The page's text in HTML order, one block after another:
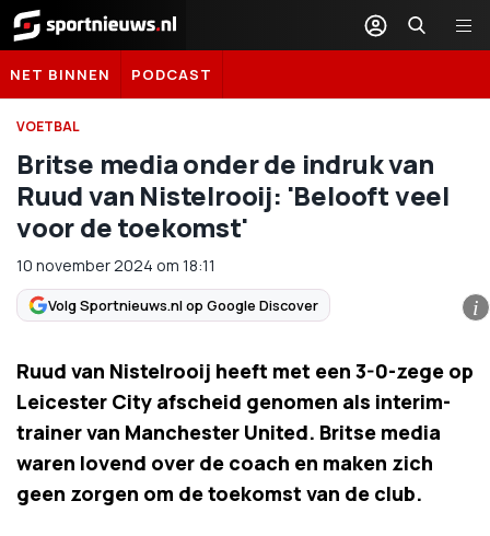
Sportnieuws.nl
NET BINNEN PODCAST
VOETBAL
Britse media onder de indruk van
Ruud van Nistelrooij: 'Belooft veel
voor de toekomst'
10 november 2024 om 18:11
Volg Sportnieuws.nl op Google Discover i
Ruud van Nistelrooij heeft met een 3-0-zege op
Leicester City afscheid genomen als interim-
trainer van Manchester United. Britse media
waren lovend over de coach en maken zich
geen zorgen om de toekomst van de club.